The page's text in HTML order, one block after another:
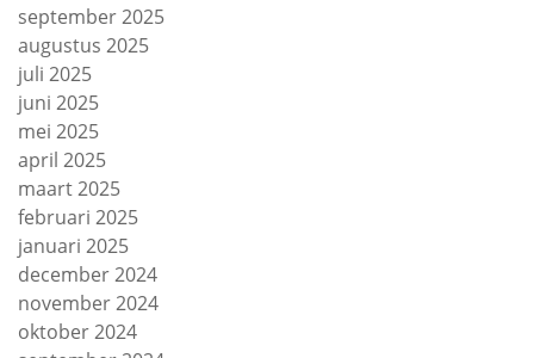
september 2025
augustus 2025
juli 2025
juni 2025
mei 2025
april 2025
maart 2025
februari 2025
januari 2025
december 2024
november 2024
oktober 2024